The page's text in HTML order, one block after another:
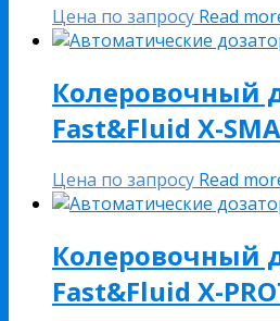
Цена по запросу Read
Колеровочный
Fast&Fluid X-
Цена по запросу Read
Колеровочный
Fast&Fluid X-